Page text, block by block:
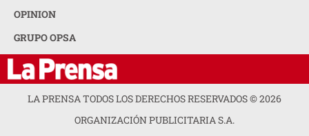
OPINION
GRUPO OPSA
LA PRENSA TODOS LOS DERECHOS RESERVADOS ©2026
ORGANIZACIÓN PUBLICITARIA S.A.